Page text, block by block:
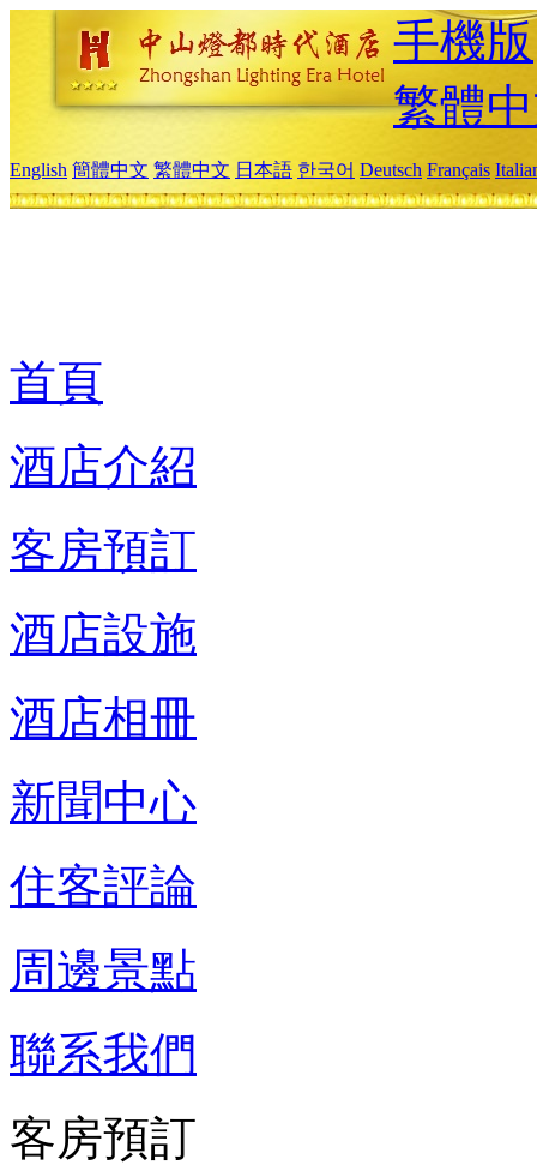
手機版
繁體
English 簡體中文 繁體中文 日本語 한국어 Deutsch Français
首頁
酒店介紹
客房預訂
酒店設施
酒店相冊
新聞中心
住客評論
周邊景點
聯系我們
客房預訂